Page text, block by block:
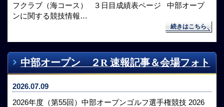
フクラブ（海コース） ３日目成績表ページ 中部オープ
ンに関する競技情報…
続きはこちら
中部オープン ２R 速報記事＆会場フォト
2026.07.09
2026年度（第55回）中部オープンゴルフ選手権競技 2026